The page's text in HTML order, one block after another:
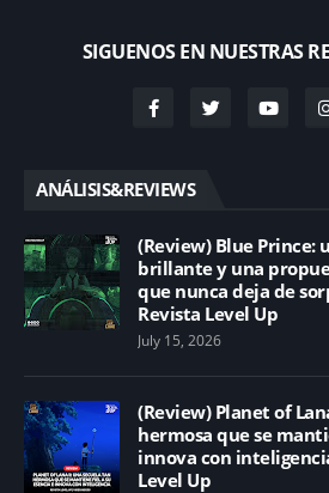
SIGUENOS EN NUESTRAS
ANÁLISIS&REVIEWS
(Review) Blue Prince:
brillante y una
que nunca deja de
Revista Level Up
July 15, 2026
(Review) Planet of
hermosa que se
innova con
Level Up